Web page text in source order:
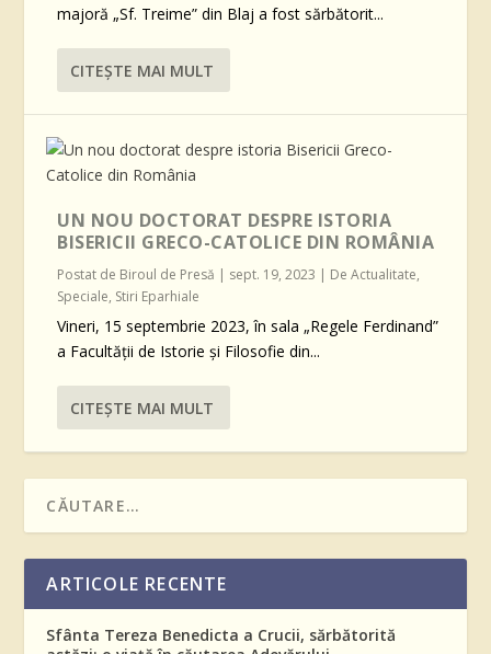
majoră „Sf. Treime” din Blaj a fost sărbătorit...
CITEŞTE MAI MULT
UN NOU DOCTORAT DESPRE ISTORIA
BISERICII GRECO-CATOLICE DIN ROMÂNIA
Postat de Biroul de Presă | sept. 19, 2023 | De Actualitate,
Speciale, Stiri Eparhiale
Vineri, 15 septembrie 2023, în sala „Regele Ferdinand”
a Facultății de Istorie și Filosofie din...
CITEŞTE MAI MULT
ARTICOLE RECENTE
Sfânta Tereza Benedicta a Crucii, sărbătorită